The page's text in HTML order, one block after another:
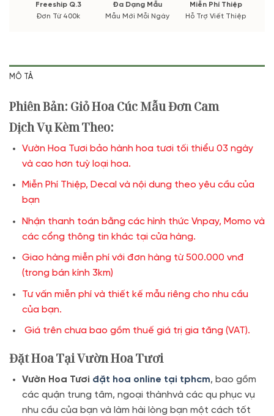
Freeship Q.3
Đơn Từ 400k
Đa Dạng Mẫu
Mẫu Mới Mỗi Ngày
Miễn Phí Thiệp
Hỗ Trợ Viết Thiệp
MÔ TẢ
Phiên Bản: Giỏ Hoa Cúc Mẫu Đơn Cam
Dịch Vụ Kèm Theo:
Vườn Hoa Tươi bảo hành hoa tươi tối thiểu 03 ngày
và cao hơn tuỳ loại hoa.
Miễn Phí Thiệp, Decal và nội dung theo yêu cầu của
bạn
Nhận thanh toán bằng các hình thức Vnpay, Momo và
các cổng thông tin khác tại cửa hàng.
Giao hàng miễn phí với đơn hàng từ 500.000 vnđ
(trong bán kính 3km)
Tư vấn miễn phí và thiết kế mẫu riêng cho nhu cầu
của bạn.
Giá trên chưa bao gồm thuế giá trị gia tăng (VAT).
Đặt Hoa Tại Vườn Hoa Tươi
Vườn Hoa Tươi đặt hoa online tại tphcm, bao gồm
các quận trung tâm, ngoại thànhvà các qu phục vụ
nhu cầu của bạn và làm hài lòng bạn một cách tốt